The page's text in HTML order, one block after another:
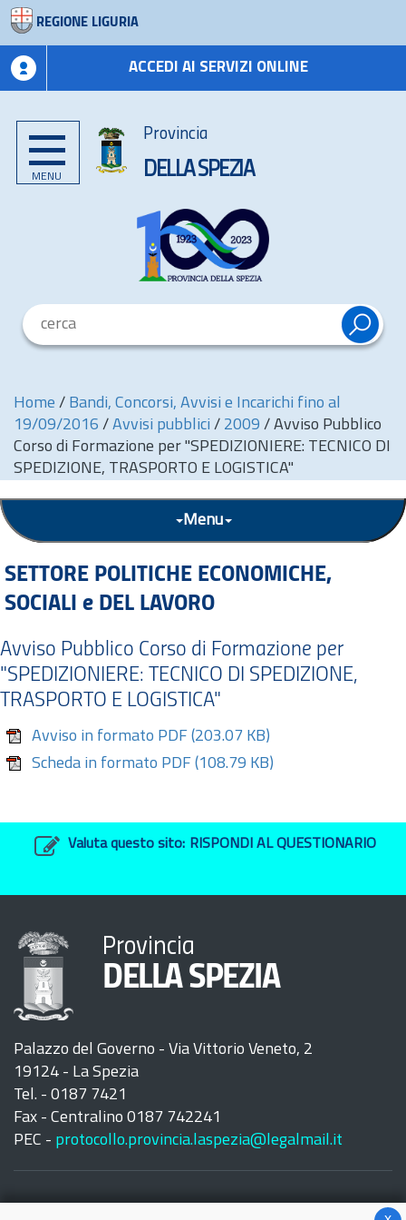
REGIONE LIGURIA
ACCEDI AI SERVIZI ONLINE
MENU
Provincia
DELLA SPEZIA
Home / Bandi, Concorsi, Avvisi e Incarichi fino al
19/09/2016 / Avvisi pubblici / 2009 / Avviso Pubblico
Corso di Formazione per "SPEDIZIONIERE: TECNICO DI
SPEDIZIONE, TRASPORTO E LOGISTICA"
Menu
SETTORE POLITICHE ECONOMICHE,
SOCIALI e DEL LAVORO
Avviso Pubblico Corso di Formazione per
"SPEDIZIONIERE: TECNICO DI SPEDIZIONE,
TRASPORTO E LOGISTICA"
Avviso in formato PDF (203.07 KB)
Scheda in formato PDF (108.79 KB)
Valuta questo sito: RISPONDI AL QUESTIONARIO
Provincia
DELLA SPEZIA
Palazzo del Governo - Via Vittorio Veneto, 2
19124 - La Spezia
Tel. - 0187 7421
Fax - Centralino 0187 742241
PEC - protocollo.provincia.laspezia@legalmail.it